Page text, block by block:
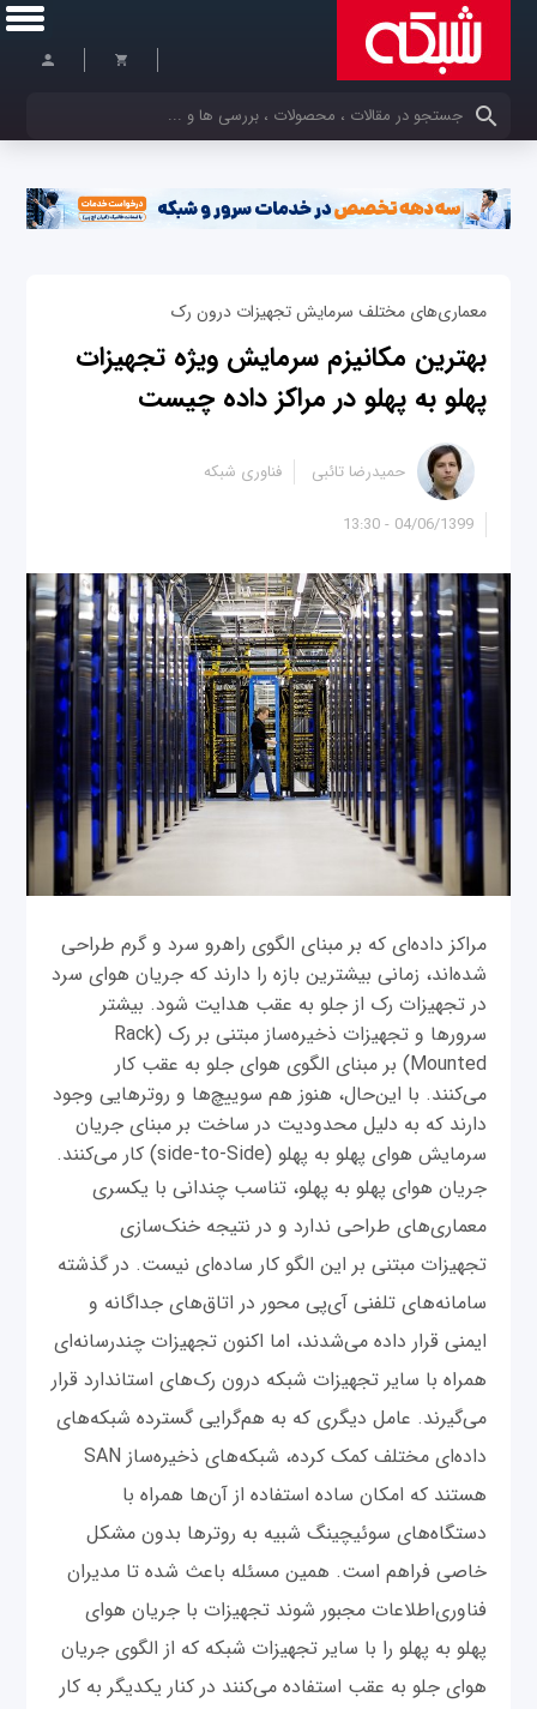
کلمات کلیدی خود را وارد کنید
معماری‌های مختلف سرمایش تجهیزات درون رک
بهترین مکانیزم سرمایش ویژه تجهیزات
پهلو به پهلو در مراکز داده چیست
04/06/1399 - 13:30
حمیدرضا تائبی فناوری شبکه
مراکز داده‌ای که بر مبنای الگوی راهرو سرد و گرم طراحی
شده‌اند، زمانی بیشترین بازه را دارند که جریان هوای سرد
در تجهیزات رک از جلو به عقب هدایت شود. بیشتر
سرورها و تجهیزات ذخیره‌ساز مبتنی بر رک (Rack
Mounted) بر مبنای الگوی هوای جلو به عقب کار
می‌کنند. با این‌حال، هنوز هم سوییچ‌ها و روترهایی وجود
دارند که به دلیل محدودیت در ساخت بر مبنای جریان
سرمایش هوای پهلو به پهلو (side-to-Side) کار می‌کنند.
جریان هوای پهلو به پهلو، تناسب چندانی با یکسری
معماری‌های طراحی ندارد و در نتیجه خنک‌سازی
تجهیزات مبتنی بر این الگو کار ساده‌ای نیست. در گذشته
سامانه‌های تلفنی آی‌پی محور در اتاق‌های جداگانه و
ایمنی قرار داده می‌شدند، اما اکنون تجهیزات چندرسانه‌ای
همراه با سایر تجهیزات شبکه درون رک‌های استاندارد قرار
می‌گیرند. عامل دیگری که به هم‌گرایی گسترده شبکه‌های
داده‌ای مختلف کمک کرده، شبکه‌های ذخیره‌ساز SAN
هستند که امکان ساده استفاده از آن‌ها همراه با
دستگاه‌های سوئیچینگ شبیه به روترها بدون مشکل
خاصی فراهم است. همین مسئله باعث شده تا مدیران
فناوری‌اطلاعات مجبور شوند تجهیزات با جریان هوای
پهلو به پهلو را با سایر تجهیزات شبکه که از الگوی جریان
هوای جلو به عقب استفاده می‌کنند در کنار یکدیگر به کار